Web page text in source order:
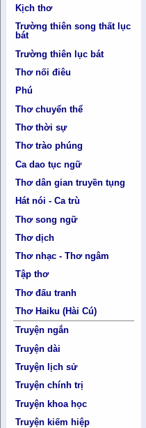
Kịch thơ
Trường thiên song thất lục
bát
Trường thiên lục bát
Thơ nối điêu
Phú
Thơ chuyển thể
Thơ thời sự
Thơ trào phúng
Ca dao tục ngữ
Thơ dân gian truyền tụng
Hát nói - Ca trù
Thơ song ngữ
Thơ dịch
Thơ nhạc - Thơ ngâm
Tập thơ
Thơ đấu tranh
Thơ Haiku (Hài Cú)
Truyện ngắn
Truyện dài
Truyện lịch sử
Truyện chính trị
Truyện khoa học
Truyện kiếm hiệp